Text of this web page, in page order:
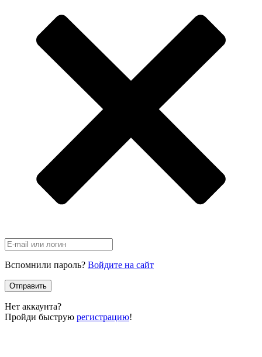
Вспомнили пароль? Войдите на сайт
Отправить
Нет аккаунта?
Пройди быструю регистрацию!